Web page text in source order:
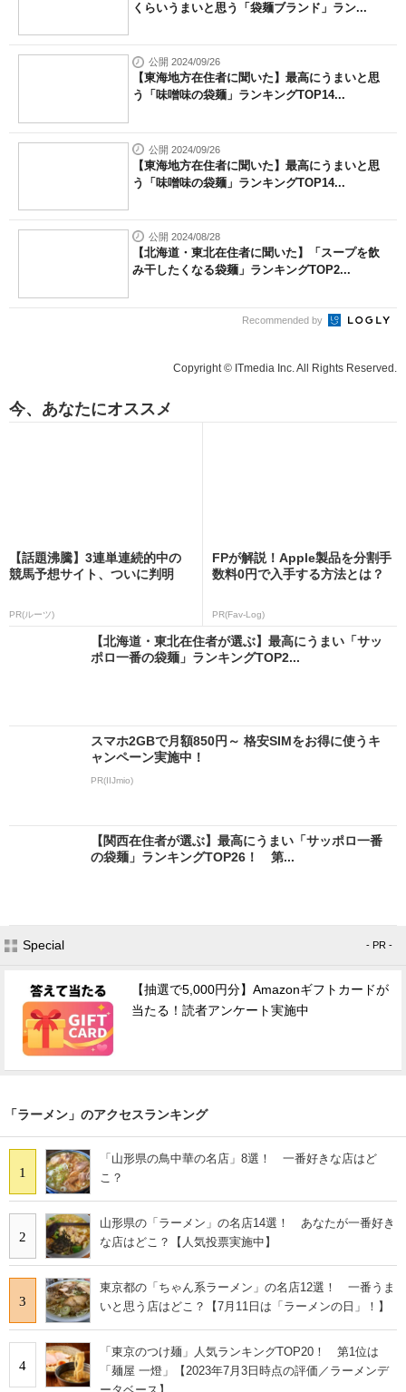
くらいうまいと思う「袋麺ブランド」ラン...
公開 2024/09/26
【東海地方在住者に聞いた】最高にうまいと思
う「味噌味の袋麺」ランキングTOP14...
公開 2024/09/26
【東海地方在住者に聞いた】最高にうまいと思
う「味噌味の袋麺」ランキングTOP14...
公開 2024/08/28
【北海道・東北在住者に聞いた】「スープを飲
み干したくなる袋麺」ランキングTOP2...
Recommended by
Copyright © ITmedia Inc. All Rights Reserved.
今、あなたにオススメ
【話題沸騰】3連単連続的中の
競馬予想サイト、ついに判明
PR(ルーツ)
FPが解説！Apple製品を分割手
数料0円で入手する方法とは？
PR(Fav-Log)
【北海道・東北在住者が選ぶ】最高にうまい「サッ
ポロ一番の袋麺」ランキングTOP2...
スマホ2GBで月額850円～ 格安SIMをお得に使うキ
ャンペーン実施中！
PR(IIJmio)
【関西在住者が選ぶ】最高にうまい「サッポロ一番
の袋麺」ランキングTOP26！ 第...
Special - PR -
【抽選で5,000円分】Amazonギフトカードが
当たる！読者アンケート実施中
「ラーメン」のアクセスランキング
1
「山形県の鳥中華の名店」8選！ 一番好きな店はど
こ？
2
山形県の「ラーメン」の名店14選！ あなたが一番好き
な店はどこ？【人気投票実施中】
3
東京都の「ちゃん系ラーメン」の名店12選！ 一番うま
いと思う店はどこ？【7月11日は「ラーメンの日」！】
4
「東京のつけ麺」人気ランキングTOP20！ 第1位は
「麺屋 一燈」【2023年7月3日時点の評価／ラーメンデ